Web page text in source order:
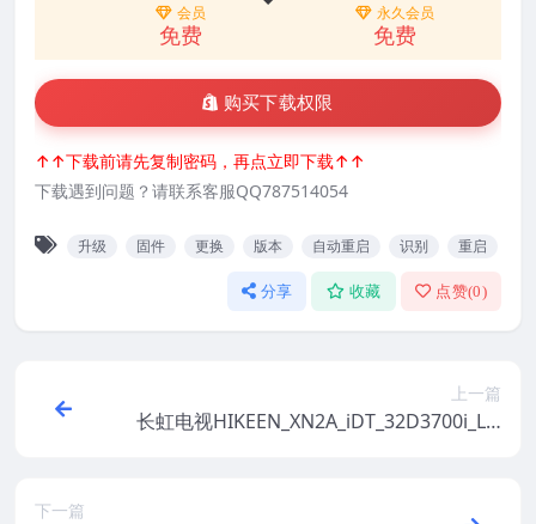
会员
免费
永久会员
免费
购买下载权限
↑↑下载前请先复制密码，再点立即下载↑↑
下载遇到问题？请联系客服QQ787514054
升级 固件 更换 版本 自动重启 识别 重启
分享 收藏 点赞(0)
上一篇
长虹电视HIKEEN_XN2A_iDT_32D3700i_LJ6
下一篇